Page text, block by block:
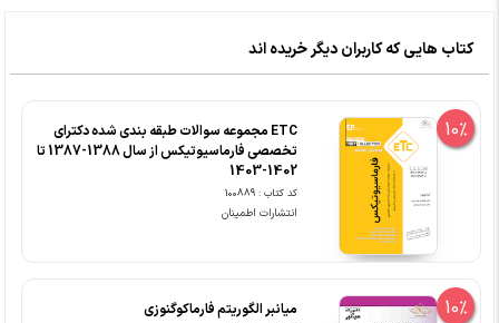
کتاب هایی که کاربران دیگر خریده اند
10%
ETC مجموعه سوالات طبقه بندی شده دکترای
تخصصی فارماسیوتیکس از سال 1388-1387 تا
1402-1403
کد کتاب : 100889
انتشارات اطمینان
10% میانبر الگوریتم فارماکوگنوزی